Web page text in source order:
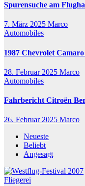
Spurensuche am
7. März 2025 Marco
Automobiles
1987 Chevrolet
28. Februar 2025 Marco
Automobiles
Fahrbericht Citroën
26. Februar 2025 Marco
Neueste
Beliebt
Angesagt
Fliegerei